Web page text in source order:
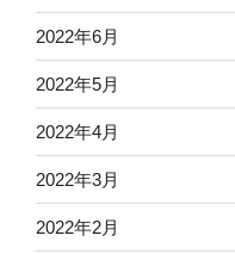
2022年6月
2022年5月
2022年4月
2022年3月
2022年2月